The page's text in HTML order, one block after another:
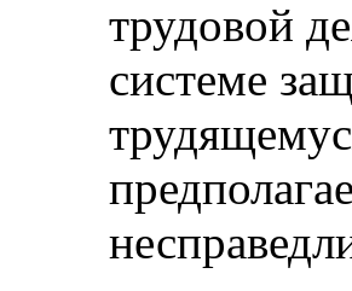
трудовой
системе